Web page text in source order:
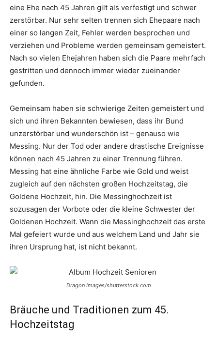
eine Ehe nach 45 Jahren gilt als verfestigt und schwer
zerstörbar. Nur sehr selten trennen sich Ehepaare nach
einer so langen Zeit, Fehler werden besprochen und
verziehen und Probleme werden gemeinsam gemeistert.
Nach so vielen Ehejahren haben sich die Paare mehrfach
gestritten und dennoch immer wieder zueinander
gefunden.
Gemeinsam haben sie schwierige Zeiten gemeistert und
sich und ihren Bekannten bewiesen, dass ihr Bund
unzerstörbar und wunderschön ist – genauso wie
Messing. Nur der Tod oder andere drastische Ereignisse
können nach 45 Jahren zu einer Trennung führen.
Messing hat eine ähnliche Farbe wie Gold und weist
zugleich auf den nächsten großen Hochzeitstag, die
Goldene Hochzeit, hin. Die Messinghochzeit ist
sozusagen der Vorbote oder die kleine Schwester der
Goldenen Hochzeit. Wann die Messinghochzeit das erste
Mal gefeiert wurde und aus welchem Land und Jahr sie
ihren Ursprung hat, ist nicht bekannt.
Dragon Images/shutterstock.com
Bräuche und Traditionen zum 45.
Hochzeitstag